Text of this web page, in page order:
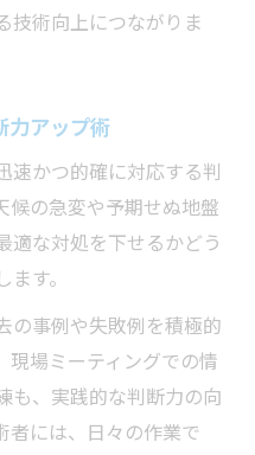
技術向上につながりま
力アップ術
速かつ的確に対応する判
候の急変や予期せぬ地盤
適な対処を下せるかどう
す。
の事例や失敗例を積極的
現場ミーティングでの情
も、実践的な判断力の向
者には、日々の作業で